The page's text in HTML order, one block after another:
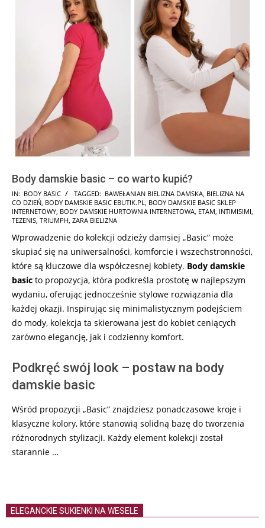
Body damskie basic – co warto kupić?
2025-
02-
01
IN: BODY BASIC TAGGED: BAWEŁANIAN BIELIZNA DAMSKA BIELIZNA NA
CO DZIEŃ BODY DAMSKIE BASIC EBUTIK.PL
BODY DAMSKIE BASIC SKLEP
INTERNETOWY BODY DAMSKIE HURTOWNIA INTERNETOWA ETAM INTIMISIMI
TEZENIS TRIUMPH ZARA BIELIZNA
Wprowadzenie do kolekcji odzieży damsiej „Basic” może
skupiać się na uniwersalności, komforcie i wszechstronności,
które są kluczowe dla współczesnej kobiety. Body damskie
basic to propozycja, która podkreśla prostotę w najlepszym
wydaniu, oferując jednocześnie stylowe rozwiązania dla
każdej okazji. Inspirując się minimalistycznym podejściem
do mody, kolekcja ta skierowana jest do kobiet ceniących
zarówno elegancję, jak i codzienny komfort.
Podkręć swój look – postaw na body
damskie basic
Wśród propozycji „Basic” znajdziesz ponadczasowe kroje i
klasyczne kolory, które stanowią solidną bazę do tworzenia
różnorodnych stylizacji. Każdy element kolekcji został
starannie …
ELEGANCKIE SUKIENKI NA WESELE